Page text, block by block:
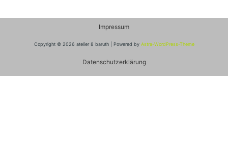
Impressum
Copyright © 2026 atelier 8 baruth | Powered by Astra-WordPress-Theme
Datenschutzerklärung